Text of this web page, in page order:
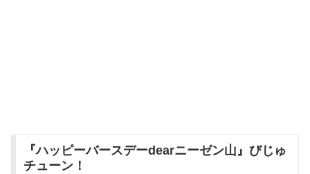
『ハッピーバースデーdearニーゼン山』びじゅ
チューン！